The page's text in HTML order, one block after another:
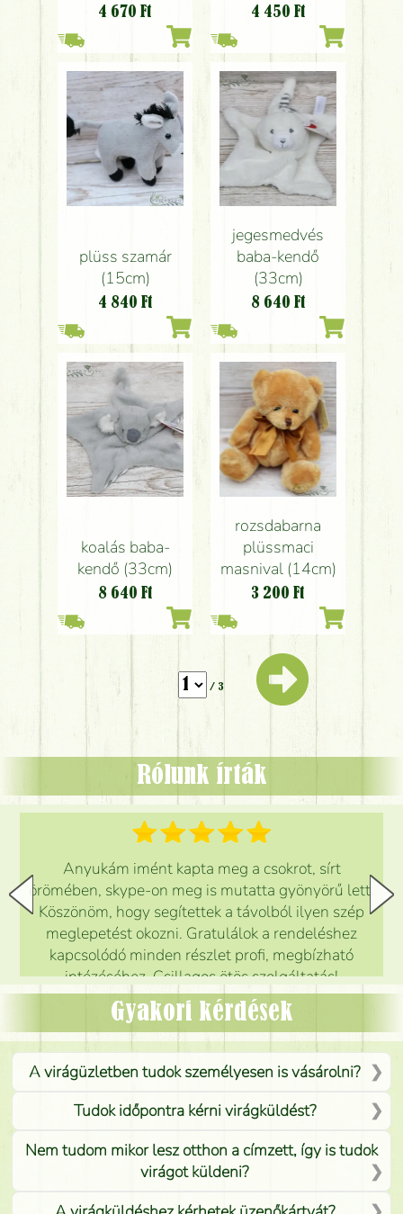
4 670 Ft 4 450 Ft
plüss szamár
(15cm)
4 840 Ft
jegesmedvés
baba-kendő
(33cm)
8 640 Ft
koalás baba-
kendő (33cm)
8 640 Ft
rozsdabarna
plüssmaci
masnival (14cm)
3 200 Ft
/ 3
Rólunk írták
Anyukám imént kapta meg a csokrot, sírt
örömében, skype-on meg is mutatta gyönyörű lett.
Köszönöm, hogy segítettek a távolból ilyen szép
meglepetést okozni. Gratulálok a rendeléshez
kapcsolódó minden részlet profi, megbízható
intézéséhez. Csillagos ötös szolgáltatás!
Mónika
Gyakori kérdések
A virágüzletben tudok személyesen is vásárolni?
Tudok időpontra kérni virágküldést?
Nem tudom mikor lesz otthon a címzett, így is tudok
virágot küldeni?